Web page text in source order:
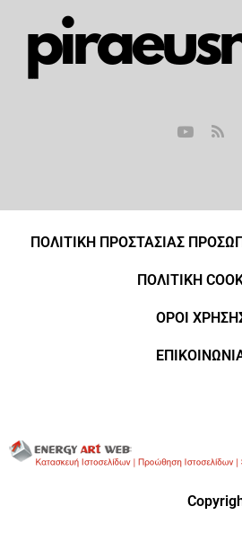
ΠΟΛΙΤΙΚΗ ΠΡΟΣΤΑΣΙΑΣ
ΠΟΛΙΤΙΚΗ
ΟΡΟΙ